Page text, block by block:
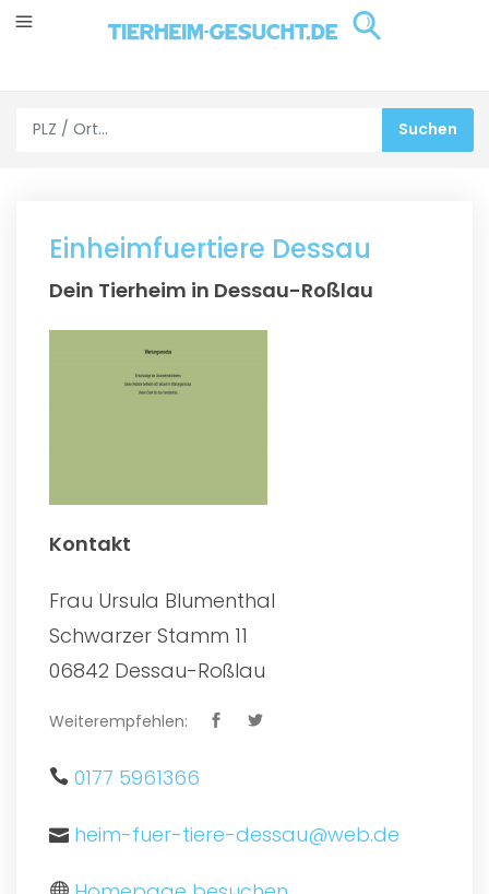
Einheimfuertiere Dessau
Dein Tierheim in Dessau-Roßlau
Kontakt
Frau Ursula Blumenthal
Schwarzer Stamm 11
06842 Dessau-Roßlau
Weiterempfehlen:
0177 5961366
heim-fuer-tiere-dessau@web.de